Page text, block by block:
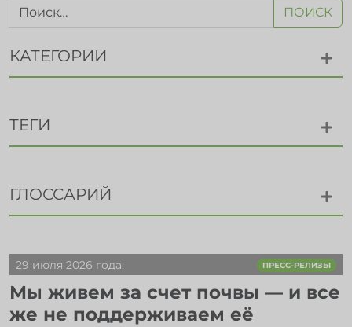
ПОИСК
КАТЕГОРИИ
ТЕГИ
ГЛОССАРИЙ
29 июля 2026 года. ПРЕСС-РЕЛИЗЫ
Мы живем за счет почвы — и все
же не поддерживаем её